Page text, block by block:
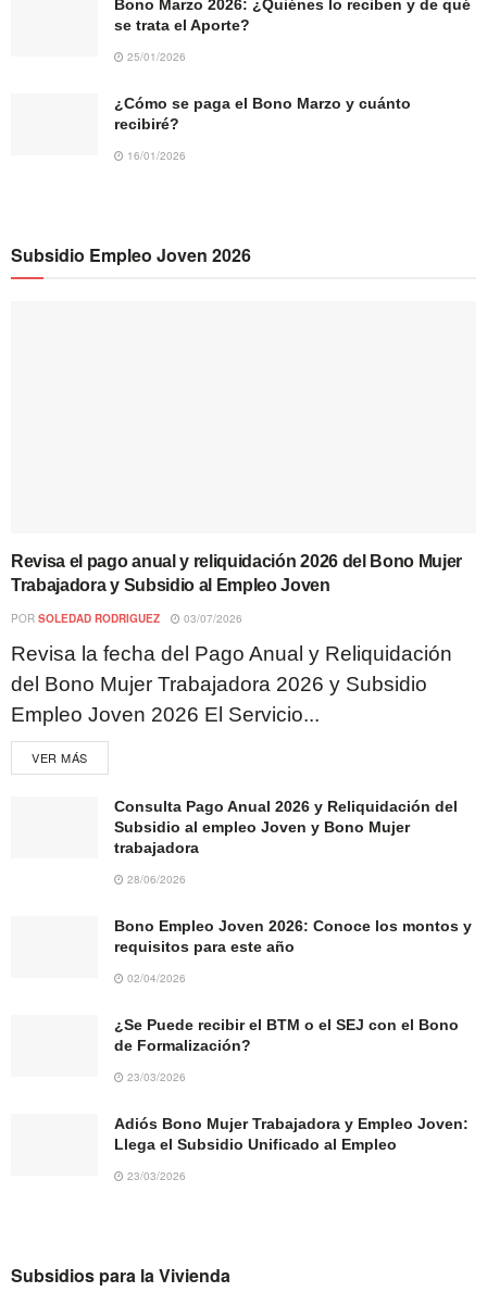
Bono Marzo 2026: ¿Quiénes lo reciben y de qué
se trata el Aporte?
25/01/2026
¿Cómo se paga el Bono Marzo y cuánto
recibiré?
16/01/2026
Subsidio Empleo Joven 2026
Revisa el pago anual y reliquidación 2026 del Bono Mujer
Trabajadora y Subsidio al Empleo Joven
POR SOLEDAD RODRIGUEZ 03/07/2026
Revisa la fecha del Pago Anual y Reliquidación
del Bono Mujer Trabajadora 2026 y Subsidio
Empleo Joven 2026 El Servicio...
VER MÁS
Consulta Pago Anual 2026 y Reliquidación del
Subsidio al empleo Joven y Bono Mujer
trabajadora
28/06/2026
Bono Empleo Joven 2026: Conoce los montos y
requisitos para este año
02/04/2026
¿Se Puede recibir el BTM o el SEJ con el Bono
de Formalización?
23/03/2026
Adiós Bono Mujer Trabajadora y Empleo Joven:
Llega el Subsidio Unificado al Empleo
23/03/2026
Subsidios para la Vivienda